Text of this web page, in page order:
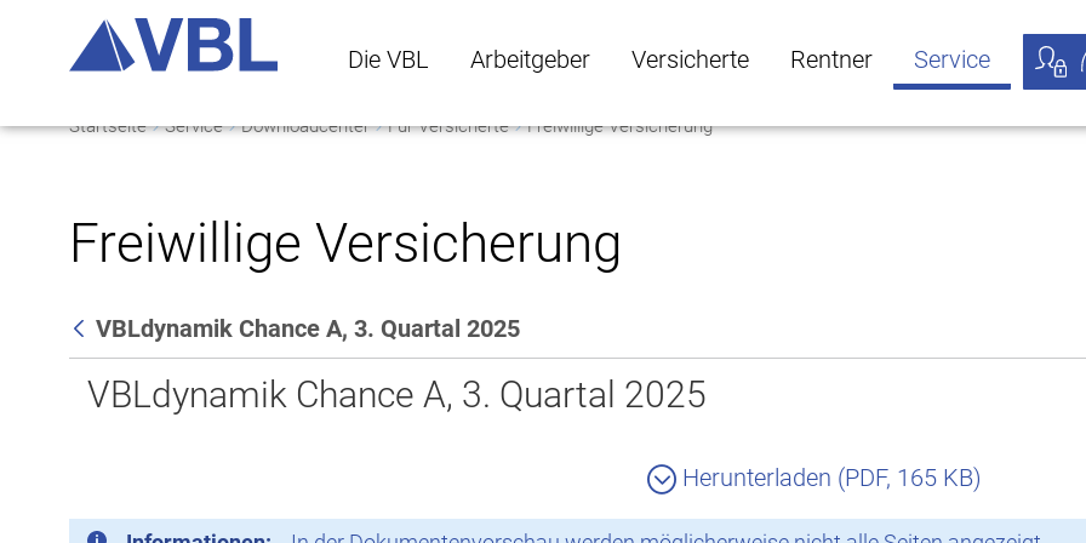
Die VBL
Die VBL Untermenü öffnen
Arbeitgeber
Arbeitgeber Untermenü öffnen
Versicherte
Versicherte Untermenü öffnen
Rentner Service
Startseite Service Downloadcenter Für Versicherte Freiwillige Versicherung
Freiwillige Versicherung
Zurück
VBLdynamik Chance A, 3. Quartal 2025
VBLdynamik Chance A, 3. Quartal 2025
Herunterladen (PDF, 165 KB)